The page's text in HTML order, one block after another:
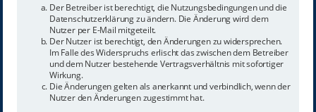
Der Betreiber ist berechtigt, die Nutzungsbedingungen und die
Datenschutzerklärung zu ändern. Die Änderung wird dem
Nutzer per E-Mail mitgeteilt.
Der Nutzer ist berechtigt, den Änderungen zu widersprechen.
Im Falle des Widerspruchs erlischt das zwischen dem Betreiber
und dem Nutzer bestehende Vertragsverhältnis mit sofortiger
Wirkung.
Die Änderungen gelten als anerkannt und verbindlich, wenn der
Nutzer den Änderungen zugestimmt hat.